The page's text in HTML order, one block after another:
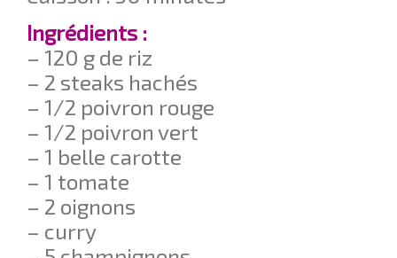
Ingrédients :
– 120 g de riz
– 2 steaks hachés
– 1/2 poivron rouge
– 1/2 poivron vert
– 1 belle carotte
– 1 tomate
– 2 oignons
– curry